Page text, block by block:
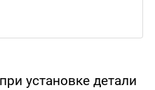
установке детали